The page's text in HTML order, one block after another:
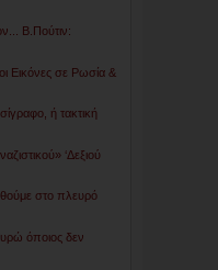
Β.Πούτιν:
Εικόνες σε Ρωσία &
ή τακτική
‘Δεξιού
στο πλευρό
όποιος δεν